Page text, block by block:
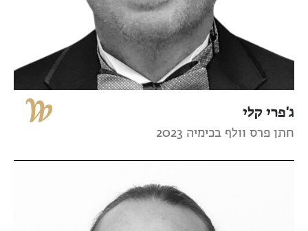
ג'פרי קלי
חתן פרס וולף בכימיה 2023